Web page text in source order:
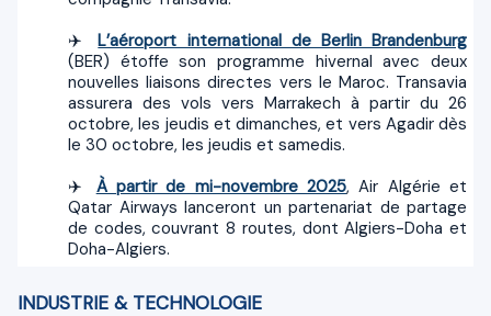
✈️L’aéroport international de Berlin Brandenburg
(BER) étoffe son programme hivernal avec deux
nouvelles liaisons directes vers le Maroc. Transavia
assurera des vols vers Marrakech à partir du 26
octobre, les jeudis et dimanches, et vers Agadir dès
le 30 octobre, les jeudis et samedis.
✈️ À partir de mi-novembre 2025, Air Algérie et
Qatar Airways lanceront un partenariat de partage
de codes, couvrant 8 routes, dont Algiers-Doha et
Doha-Algiers.
INDUSTRIE & TECHNOLOGIE